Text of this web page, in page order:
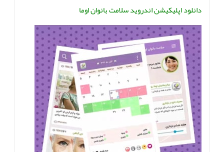
دانلود اپلیکیشن اندروید سلامت بانوان اوما